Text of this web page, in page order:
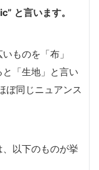
と言います。
ものを「布」
「生地」と言い
ぼ同じニュアンス
以下のものが挙